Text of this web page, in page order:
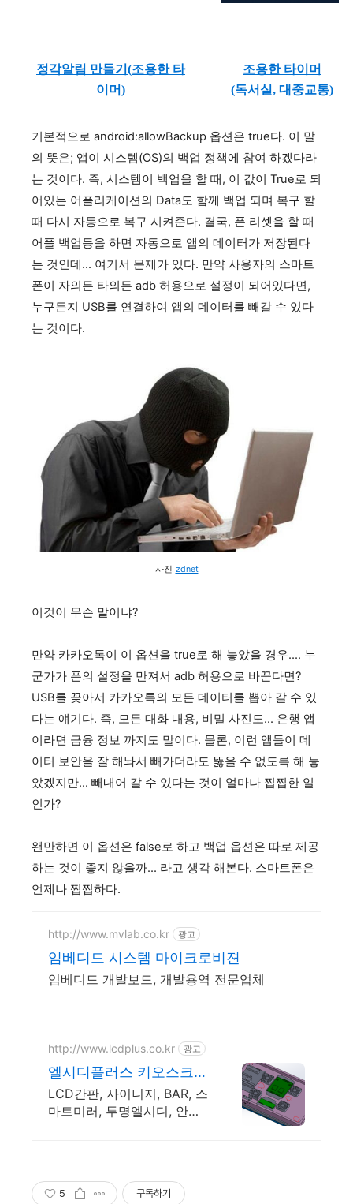
정각알림 만들기(조용한 타
이머)
조용한 타이머
(독서실, 대중교통)
기본적으로 android:allowBackup 옵션은 true다. 이 말
의 뜻은; 앱이 시스템(OS)의 백업 정책에 참여 하겠다라
는 것이다. 즉, 시스템이 백업을 할 때, 이 값이 True로 되
어있는 어플리케이션의 Data도 함께 백업 되며 복구 할
때 다시 자동으로 복구 시켜준다. 결국, 폰 리셋을 할 때
어플 백업등을 하면 자동으로 앱의 데이터가 저장된다
는 것인데... 여기서 문제가 있다. 만약 사용자의 스마트
폰이 자의든 타의든 adb 허용으로 설정이 되어있다면,
누구든지 USB를 연결하여 앱의 데이터를 빼갈 수 있다
는 것이다.
사진 zdnet
이것이 무슨 말이냐?
만약 카카오톡이 이 옵션을 true로 해 놓았을 경우.... 누
군가가 폰의 설정을 만져서 adb 허용으로 바꾼다면?
USB를 꽂아서 카카오톡의 모든 데이터를 뽑아 갈 수 있
다는 얘기다. 즉, 모든 대화 내용, 비밀 사진도... 은행 앱
이라면 금융 정보 까지도 말이다. 물론, 이런 앱들이 데
이터 보안을 잘 해놔서 빼가더라도 뚫을 수 없도록 해 놓
았겠지만... 빼내어 갈 수 있다는 것이 얼마나 찝찝한 일
인가?
왠만하면 이 옵션은 false로 하고 백업 옵션은 따로 제공
하는 것이 좋지 않을까... 라고 생각 해본다. 스마트폰은
언제나 찝찝하다.
http://www.mvlab.co.kr 광고
임베디드 시스템 마이크로비젼
임베디드 개발보드, 개발용역 전문업체
http://www.lcdplus.co.kr 광고
엘시디플러스 키오스크방
수함체
LCD간판, 사이니지, BAR, 스
마트미러, 투명엘시디, 안드
5 구독하기